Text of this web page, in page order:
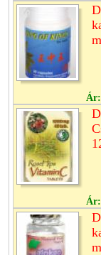
Ár:
Ár: